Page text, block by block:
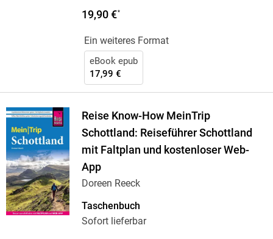
19,90 €*
Ein weiteres Format
eBook epub
17,99 €
Reise Know-How MeinTrip
Schottland: Reiseführer Schottland
mit Faltplan und kostenloser Web-
App
Doreen Reeck
Taschenbuch
Sofort lieferbar